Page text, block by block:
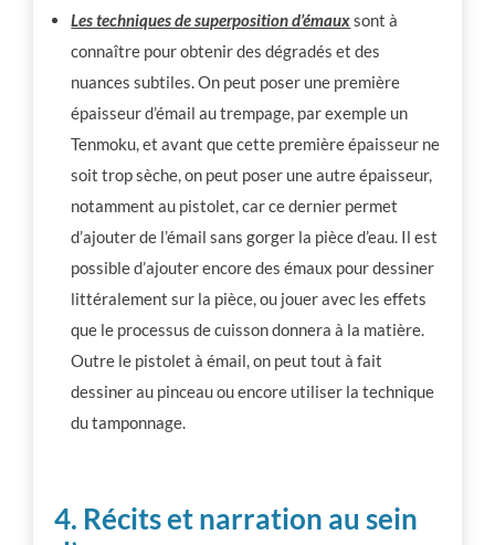
Les techniques de superposition d’émauxsont à
connaître pour obtenir des dégradés et des
nuances subtiles. On peut poser une première
épaisseur d’émail au trempage, par exemple un
Tenmoku, et avant que cette première épaisseur ne
soit trop sèche, on peut poser une autre épaisseur,
notamment au pistolet, car ce dernier permet
d’ajouter de l’émail sans gorger la pièce d’eau. Il est
possible d’ajouter encore des émaux pour dessiner
littéralement sur la pièce, ou jouer avec les effets
que le processus de cuisson donnera à la matière.
Outre le pistolet à émail, on peut tout à fait
dessiner au pinceau ou encore utiliser la technique
du tamponnage.
4. Récits et narration au sein